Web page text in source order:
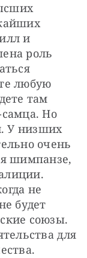
и
роль
любую
там
самца. Но
У низших
очень
шимпанзе,
не
будет
союзы.
для